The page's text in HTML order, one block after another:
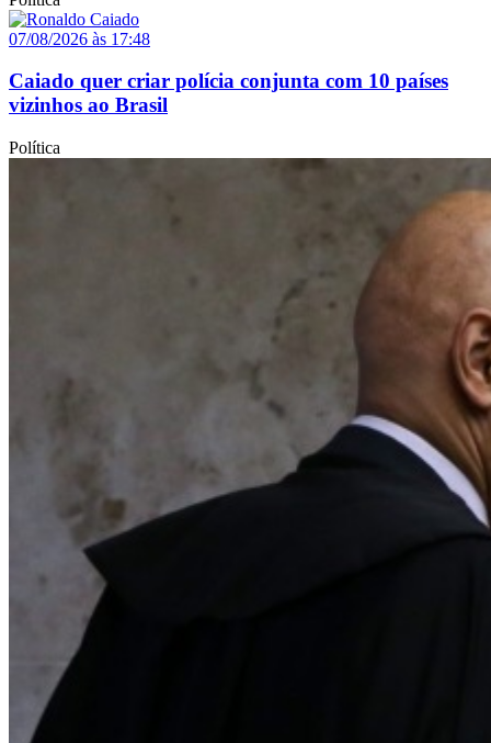
07/08/2026 às 17:48
Caiado quer criar polícia conjunta com 10 países
vizinhos ao Brasil
Política